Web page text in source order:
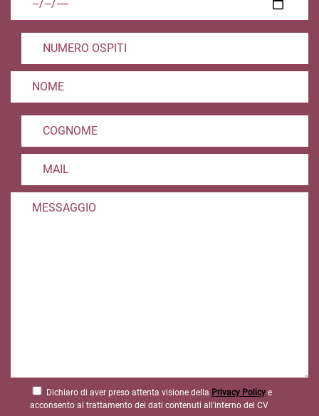
Dichiaro di aver preso attenta visione della Privacy Policy e
acconsento al trattamento dei dati contenuti all'interno del CV